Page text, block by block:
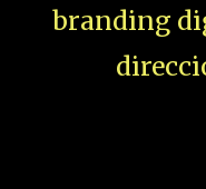
branding